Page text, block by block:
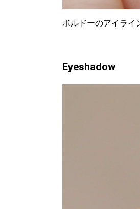
ボルドーのアイライ
Eyeshadow